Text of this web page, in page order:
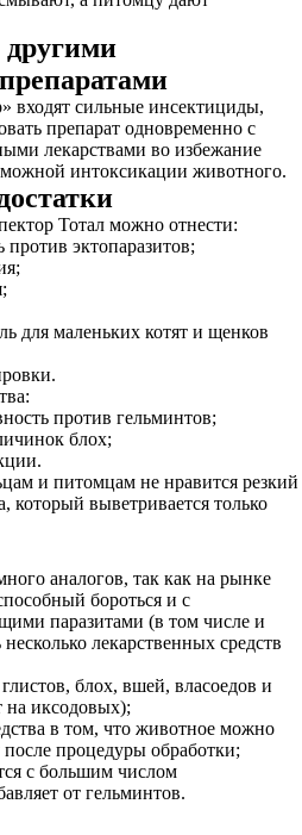
другими
входят сильные инсектициды,
препарат одновременно с
лекарствами во избежание
интоксикации животного.
Тотал можно отнести:
эктопаразитов;
для маленьких котят и щенков
против гельминтов;
блох;
и питомцам не нравится резкий
который выветривается только
аналогов, так как на рынке
бороться и с
паразитами (в том числе и
лекарственных средств
блох, вшей, власоедов и
на иксодовых);
в том, что животное можно
процедуры обработки;
с большим числом
от гельминтов.